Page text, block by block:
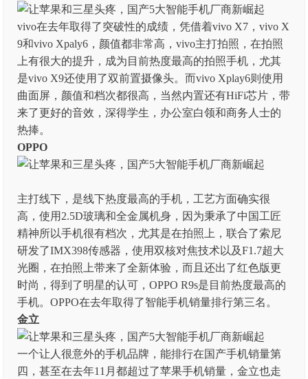
vivo在去年取得了突破性的成绩，凭借着vivo X7，vivo X
9和vivo Xpaly6，颜值都非常高，vivo主打拍照，在拍照
上有很大的提升，成为目前热度最高的拍照手机，尤其
是vivo X9还使用了双前置摄像头。而vivo Xplay6则使用
曲面屏，颜值和档次都很高，当然内置还有HiFi芯片，带
来了更好的音效，深得学生，办公室白领和商务人士的
热捧。
OPPO
主打线下，是线下热度最高的手机，工艺方面确实很
高，使用2.5D玻璃和全金属机身，因为秉承了中国工匠
精神所以手机很有档次，尤其是在拍照上，联合了索尼
研发了IMX398传感器，使用双核对焦技术以及F1.7超大
光圈，在拍照上带来了全新体验，而且还出了红色版更
时尚，得到了明星的认可，OPPO R9s是目前热度最高的
手机。OPPO在去年取得了智能手机销量排行第三名。
金立
一个让人很意外的手机品牌，能排行在国产手机销量第
四，甚至在去年11月都超过了苹果手机销量，金立也走